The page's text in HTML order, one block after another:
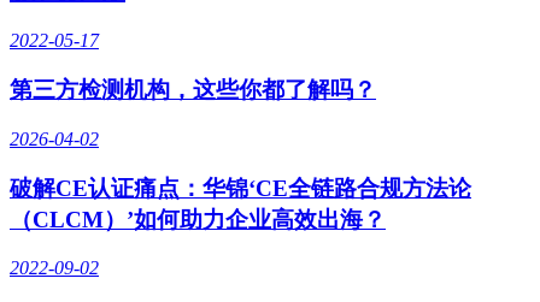
2022-05-17
第三方检测机构，这些你都了解吗？
2026-04-02
破解CE认证痛点：华锦‘CE全链路合规方法论
（CLCM）’如何助力企业高效出海？
2022-09-02